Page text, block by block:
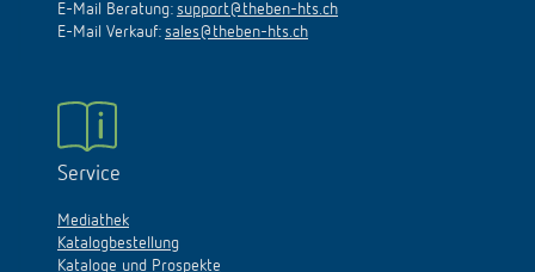
E-Mail Beratung: support@theben-hts.ch
E-Mail Verkauf: sales@theben-hts.ch
Service
Mediathek
Katalogbestellung
Kataloge und Prospekte